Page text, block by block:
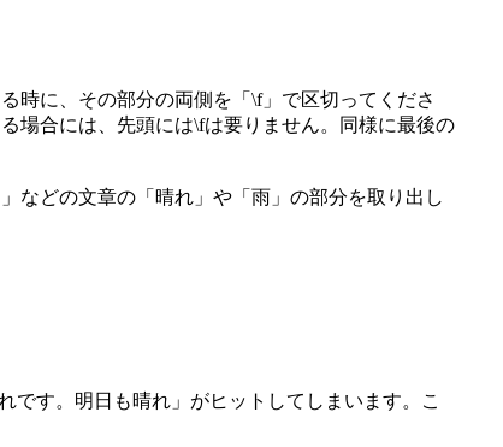
時に、その部分の両側を「\f」で区切ってくださ
場合には、先頭には\fは要りません。同様に最後の
などの文章の「晴れ」や「雨」の部分を取り出し
す。明日も晴れ」がヒットしてしまいます。こ